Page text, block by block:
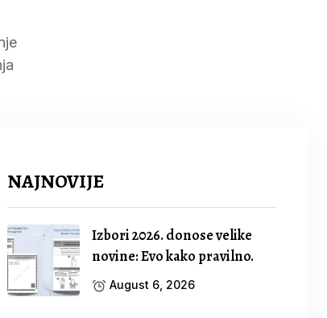
NAJNOVIJE
Izbori 2026. donose velike
novine: Evo kako pravilno.
August 6, 2026